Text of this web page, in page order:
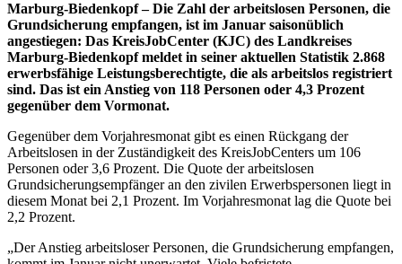
Marburg-Biedenkopf – Die Zahl der arbeitslosen Personen, die
Grundsicherung empfangen, ist im Januar saisonüblich
angestiegen: Das KreisJobCenter (KJC) des Landkreises
Marburg-Biedenkopf meldet in seiner aktuellen Statistik 2.868
erwerbsfähige Leistungsberechtigte, die als arbeitslos registriert
sind. Das ist ein Anstieg von 118 Personen oder 4,3 Prozent
gegenüber dem Vormonat.
Gegenüber dem Vorjahresmonat gibt es einen Rückgang der
Arbeitslosen in der Zuständigkeit des KreisJobCenters um 106
Personen oder 3,6 Prozent. Die Quote der arbeitslosen
Grundsicherungsempfänger an den zivilen Erwerbspersonen liegt in
diesem Monat bei 2,1 Prozent. Im Vorjahresmonat lag die Quote bei
2,2 Prozent.
„Der Anstieg arbeitsloser Personen, die Grundsicherung empfangen,